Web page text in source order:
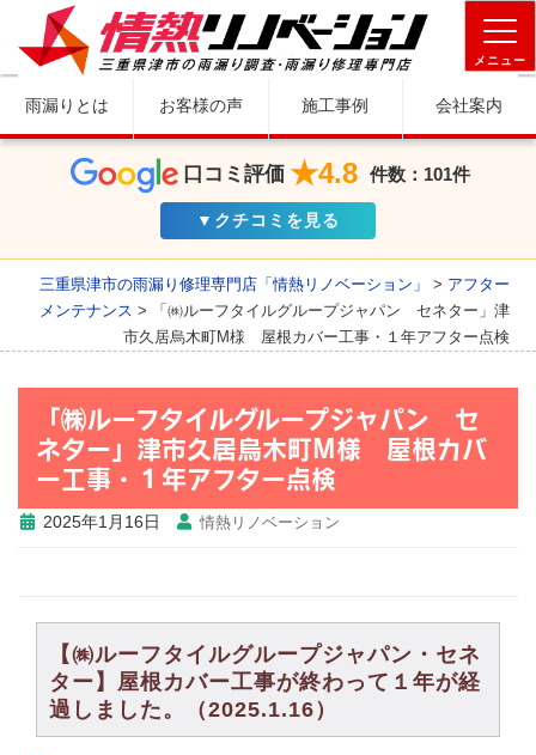
メニュー
雨漏りとは お客様の声 施工事例 会社案内
口コミ評価 ★4.8 件数：101件
▼クチコミを見る
三重県津市の雨漏り修理専門店「情熱リノベーション」 > アフター
メンテナンス >
「㈱ルーフタイルグループジャパン セネター」津
市久居烏木町M様 屋根カバー工事・１年アフター点検
「㈱ルーフタイルグループジャパン セ
ネター」津市久居烏木町M様 屋根カバ
ー工事・１年アフター点検
2025年1月16日 情熱リノベーション
【㈱ルーフタイルグループジャパン・セネ
ター】屋根カバー工事が終わって１年が経
過しました。（2025.1.16）